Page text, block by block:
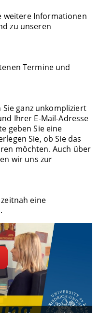
weitere Informationen
zu unseren
Termine und
ganz unkompliziert
Ihrer E-Mail-Adresse
geben Sie eine
Sie, ob Sie das
möchten. Auch über
wir uns zur
eine